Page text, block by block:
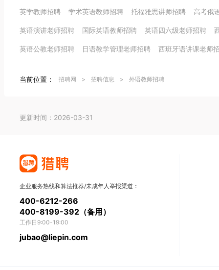
英学教师招聘 学术英语教师招聘 托福雅思讲师招聘 高考俄
英语演讲老师招聘 国际英语教师招聘 英语四六级老师招聘
英语公教老师招聘 日语教学管理老师招聘 西班牙语讲课老师
当前位置： 招聘网 > 招聘信息 > 外语教师招聘
更新时间：2026-03-31